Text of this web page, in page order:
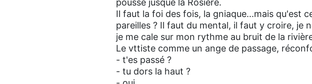
poussé jusque là Rosière.
Il faut la foi des fois, la gniaque...mais qu'est
pareilles ? Il faut du mental, il faut y croire, je
je me cale sur mon rythme au bruit de la
Le vttiste comme un ange de passage,
- t'es passé ?
- tu dors la haut ?